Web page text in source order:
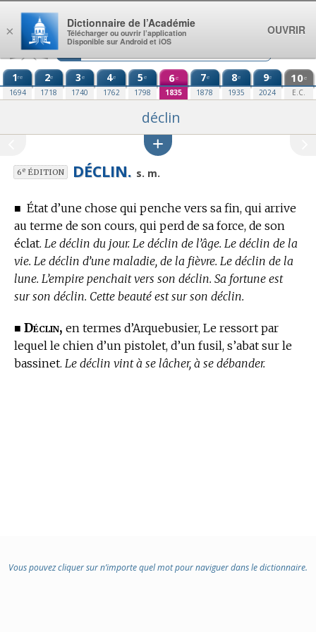
Aller au contenu
1re
1694
2e
1718
3e
1740
4e
1762
5e
1798
6e
1835
7e
1878
8e
1935
9e
2024
10e
E.C.
déclin
6eÉDITION DÉCLIN. s. m.
■ État d’une chose qui penche vers sa fin, qui arrive
au terme de son cours, qui perd de sa force, de son
éclat. Le déclin du jour. Le déclin de l’âge. Le déclin de la
vie. Le déclin d’une maladie, de la fièvre. Le déclin de la
lune. L’empire penchait vers son déclin. Sa fortune est
sur son déclin. Cette beauté est sur son déclin.
■ Déclin, en termes d’Arquebusier, Le ressort par
lequel le chien d’un pistolet, d’un fusil, s’abat sur le
bassinet. Le déclin vint à se lâcher, à se débander.
Vous pouvez cliquer sur n’importe quel mot pour naviguer dans le dictionnaire.
×
Dictionnaire de l’Académie
Télécharger ou ouvrir l’application
Disponible sur Android et iOS
OUVRIR